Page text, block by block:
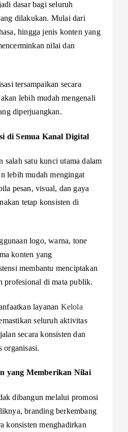
dasar bagi seluruh
dilakukan. Mulai dari
hingga jenis konten yang
nilai dan
tersampaikan secara
lebih mudah mengenali
diperjuangkan.
di Semua Kanal Digital
salah satu kunci utama dalam
lebih mudah mengingat
pesan, visual, dan gaya
tetap konsisten di
logo, warna, tone
konten yang
membantu menciptakan
profesional di mata publik.
layanan Kelola
seluruh aktivitas
secara konsisten dan
organisasi.
yang Memberikan Nilai
dibangun melalui promosi
branding berkembang
konsisten menghadirkan